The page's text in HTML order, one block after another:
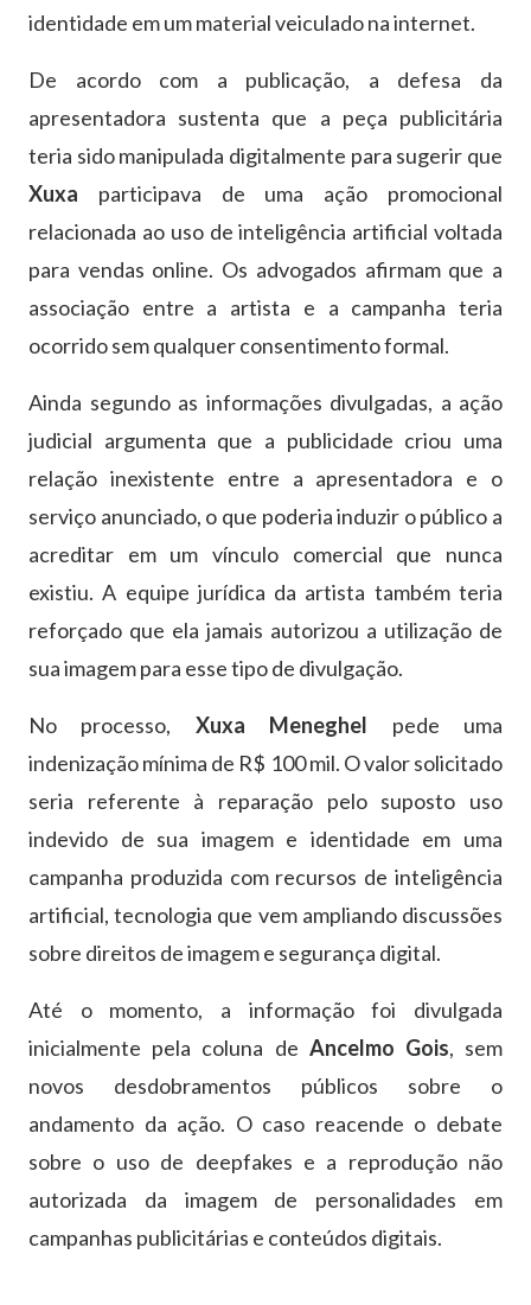
identidade em um material veiculado na internet.
De acordo com a publicação, a defesa da
apresentadora sustenta que a peça publicitária
teria sido manipulada digitalmente para sugerir que
Xuxa participava de uma ação promocional
relacionada ao uso de inteligência artificial voltada
para vendas online. Os advogados afirmam que a
associação entre a artista e a campanha teria
ocorrido sem qualquer consentimento formal.
Ainda segundo as informações divulgadas, a ação
judicial argumenta que a publicidade criou uma
relação inexistente entre a apresentadora e o
serviço anunciado, o que poderia induzir o público a
acreditar em um vínculo comercial que nunca
existiu. A equipe jurídica da artista também teria
reforçado que ela jamais autorizou a utilização de
sua imagem para esse tipo de divulgação.
No processo, Xuxa Meneghel pede uma
indenização mínima de R$ 100 mil. O valor solicitado
seria referente à reparação pelo suposto uso
indevido de sua imagem e identidade em uma
campanha produzida com recursos de inteligência
artificial, tecnologia que vem ampliando discussões
sobre direitos de imagem e segurança digital.
Até o momento, a informação foi divulgada
inicialmente pela coluna de Ancelmo Gois, sem
novos desdobramentos públicos sobre o
andamento da ação. O caso reacende o debate
sobre o uso de deepfakes e a reprodução não
autorizada da imagem de personalidades em
campanhas publicitárias e conteúdos digitais.